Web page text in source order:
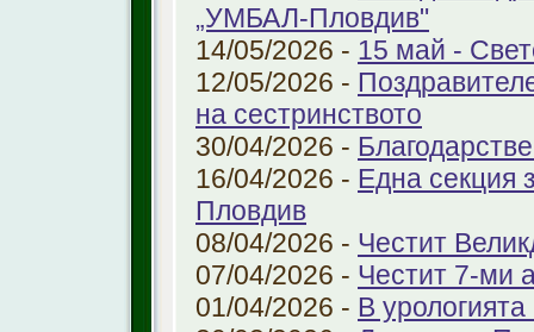
„УМБАЛ-Пловдив"
14/05/2026 - 15 май -
12/05/2026 -
на сестринството
30/04/2026 -
16/04/2026 - Една секция
Пловдив
08/04/2026 - Честит
07/04/2026 - Честит 7-ми
01/04/2026 - В урологията